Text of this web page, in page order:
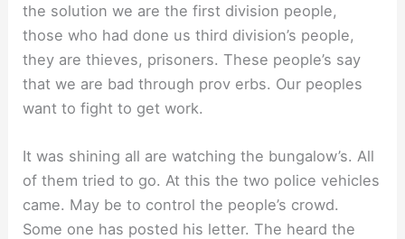
the solution we are the first division people,
those who had done us third division’s people,
they are thieves, prisoners. These people’s say
that we are bad through prov erbs. Our peoples
want to fight to get work.
It was shining all are watching the bungalow’s. All
of them tried to go. At this the two police vehicles
came. May be to control the people’s crowd.
Some one has posted his letter. The heard the